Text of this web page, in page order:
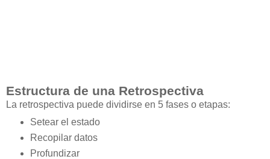
Estructura de una Retrospectiva
La retrospectiva puede dividirse en 5 fases o etapas:
Setear el estado
Recopilar datos
Profundizar